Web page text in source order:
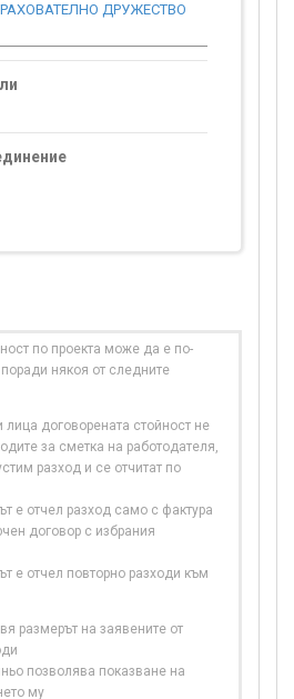
ДРУЖЕСТВО
по проекта може да е по-
някоя от следните
договорената стойност не
за сметка на работодателя,
разход и се отчитат по
е отчел разход само с фактура
договор с избрания
е отчел повторно разходи към
размерът на заявените от
позволява показване на
му